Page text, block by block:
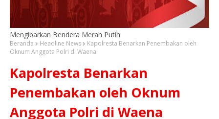
Mengibarkan Bendera Merah Putih
Beranda Headline News
‎Kapolresta Benarkan Penembakan oleh
Oknum Anggota Polri di Waena
‎Kapolresta Benarkan
Penembakan oleh Oknum
Anggota Polri di Waena